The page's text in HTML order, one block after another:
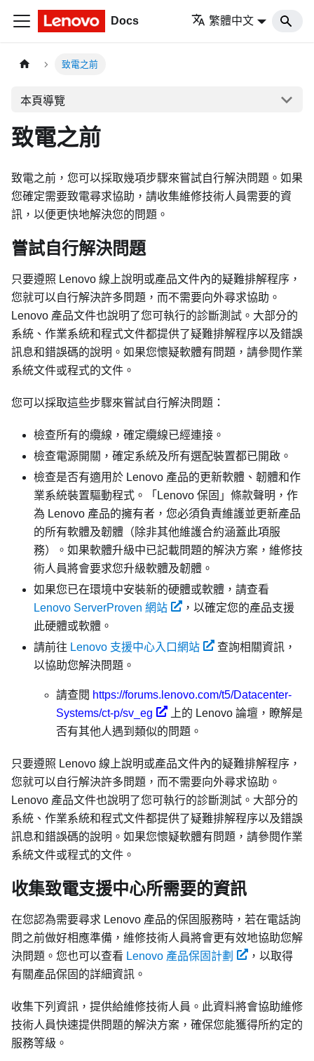
Docs 繁體中文
致電之前
本頁導覽
致電之前
致電之前，您可以採取幾項步驟來嘗試自行解決問題。如果
您確定需要致電尋求協助，請收集維修技術人員需要的資
訊，以便更快地解決您的問題。
嘗試自行解決問題
只要遵照 Lenovo 線上說明或產品文件內的疑難排解程序，
您就可以自行解決許多問題，而不需要向外尋求協助。
Lenovo 產品文件也說明了您可執行的診斷測試。大部分的
系統、作業系統和程式文件都提供了疑難排解程序以及錯誤
訊息和錯誤碼的說明。如果您懷疑軟體有問題，請參閱作業
系統文件或程式的文件。
您可以採取這些步驟來嘗試自行解決問題：
檢查所有的纜線，確定纜線已經連接。
檢查電源開關，確定系統及所有選配裝置都已開啟。
檢查是否有適用於 Lenovo 產品的更新軟體、韌體和作
業系統裝置驅動程式。「Lenovo 保固」條款聲明，作
為 Lenovo 產品的擁有者，您必須負責維護並更新產品
的所有軟體及韌體（除非其他維護合約涵蓋此項服
務）。如果軟體升級中已記載問題的解決方案，維修技
術人員將會要求您升級軟體及韌體。
如果您已在環境中安裝新的硬體或軟體，請查看
Lenovo ServerProven 網站
，以確定您的產品支援
此硬體或軟體。
請前往 Lenovo 支援中心入口網站
查詢相關資訊，
以協助您解決問題。
請查閱 https://forums.lenovo.com/t5/Datacenter-
Systems/ct-p/sv_eg
上的 Lenovo 論壇，瞭解是
否有其他人遇到類似的問題。
只要遵照 Lenovo 線上說明或產品文件內的疑難排解程序，
您就可以自行解決許多問題，而不需要向外尋求協助。
Lenovo 產品文件也說明了您可執行的診斷測試。大部分的
系統、作業系統和程式文件都提供了疑難排解程序以及錯誤
訊息和錯誤碼的說明。如果您懷疑軟體有問題，請參閱作業
系統文件或程式的文件。
收集致電支援中心所需要的資訊
在您認為需要尋求 Lenovo 產品的保固服務時，若在電話詢
問之前做好相應準備，維修技術人員將會更有效地協助您解
決問題。您也可以查看 Lenovo 產品保固計劃
，以取得
有關產品保固的詳細資訊。
收集下列資訊，提供給維修技術人員。此資料將會協助維修
技術人員快速提供問題的解決方案，確保您能獲得所約定的
服務等級。